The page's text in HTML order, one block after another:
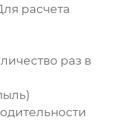
расчета
раз в